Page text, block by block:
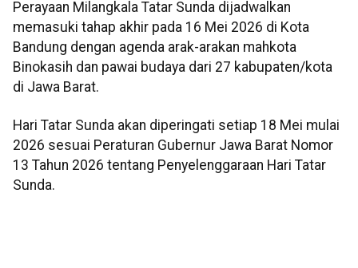
Perayaan Milangkala Tatar Sunda dijadwalkan
memasuki tahap akhir pada 16 Mei 2026 di Kota
Bandung dengan agenda arak-arakan mahkota
Binokasih dan pawai budaya dari 27 kabupaten/kota
di Jawa Barat.
Hari Tatar Sunda akan diperingati setiap 18 Mei mulai
2026 sesuai Peraturan Gubernur Jawa Barat Nomor
13 Tahun 2026 tentang Penyelenggaraan Hari Tatar
Sunda.